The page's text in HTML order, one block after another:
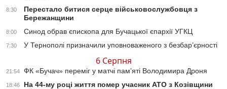
8:30
Перестало битися серце військовослужбовця з
Бережанщини
8:00 Синод обрав єпископа для Бучацької єпархії УГКЦ
7:30 У Тернополі призначили уповноваженого з безбар’єрності
6 Серпня
21:54 ФК «Бучач» переміг у матчі пам’яті Володимира Дроня
18:46 На 44-му році життя помер учасник АТО з Козівщини